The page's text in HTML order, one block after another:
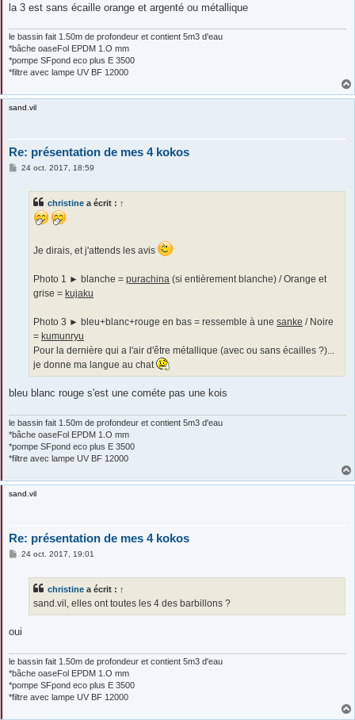
la 3 est sans écaille orange et argenté ou métallique
le bassin fait 1.50m de profondeur et contient 5m3 d'eau
*bâche oaseFol EPDM 1.O mm
*pompe SFpond eco plus E 3500
*filtre avec lampe UV BF 12000
sand.vil
Re: présentation de mes 4 kokos
M24 oct. 2017, 18:59
christine a écrit : ↑
Je dirais, et j'attends les avis
Photo 1 ► blanche = purachina (si entièrement blanche) / Orange et
grise = kujaku
Photo 3 ► bleu+blanc+rouge en bas = ressemble à une sanke / Noire
= kumunryu
Pour la dernière qui a l'air d'être métallique (avec ou sans écailles ?)...
je donne ma langue au chat
bleu blanc rouge s'est une cométe pas une kois
le bassin fait 1.50m de profondeur et contient 5m3 d'eau
*bâche oaseFol EPDM 1.O mm
*pompe SFpond eco plus E 3500
*filtre avec lampe UV BF 12000
sand.vil
Re: présentation de mes 4 kokos
M24 oct. 2017, 19:01
christine a écrit : ↑
sand.vil, elles ont toutes les 4 des barbillons ?
oui
le bassin fait 1.50m de profondeur et contient 5m3 d'eau
*bâche oaseFol EPDM 1.O mm
*pompe SFpond eco plus E 3500
*filtre avec lampe UV BF 12000